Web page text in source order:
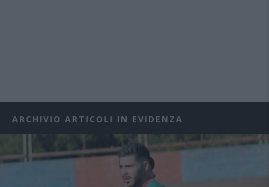
ARCHIVIO ARTICOLI IN EVIDENZA